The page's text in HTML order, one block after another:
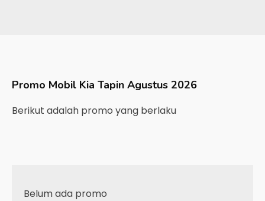
Promo Mobil Kia Tapin Agustus 2026
Berikut adalah promo yang berlaku
Belum ada promo